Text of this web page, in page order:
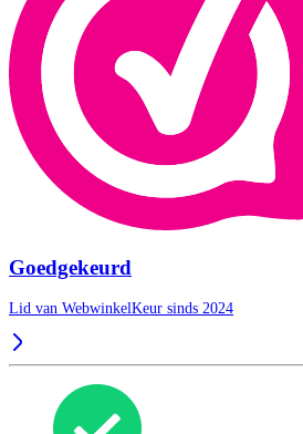
Goedgekeurd
Lid van WebwinkelKeur sinds 2024